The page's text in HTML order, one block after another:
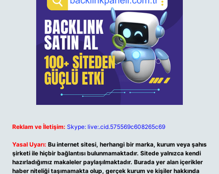
Reklam ve İletişim: Skype: live:.cid.575569c608265c69
Yasal Uyarı: Bu internet sitesi, herhangi bir marka, kurum veya şahıs
şirketi ile hiçbir bağlantısı bulunmamaktadır. Sitede yalnızca kendi
hazırladığımız makaleler paylaşılmaktadır. Burada yer alan içerikler
haber niteliği taşımamakta olup, gerçek kurum ve kişiler hakkında